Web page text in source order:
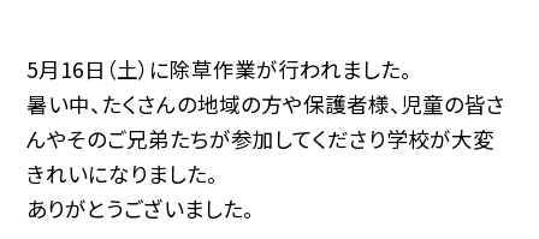
5月16日（土）に除草作業が行われました。
暑い中、たくさんの地域の方や保護者様、児童の皆さ
んやそのご兄弟たちが参加してくださり学校が大変
きれいになりました。
ありがとうございました。